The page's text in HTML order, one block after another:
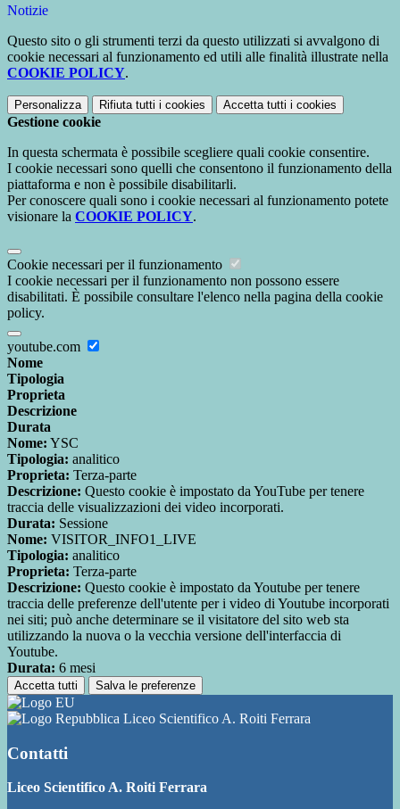
Notizie
Questo sito o gli strumenti terzi da questo utilizzati si avvalgono di
cookie necessari al funzionamento ed utili alle finalità illustrate nella
COOKIE POLICY.
Personalizza Rifiuta tutti i cookies Accetta tutti i cookies
Gestione cookie
In questa schermata è possibile scegliere quali cookie consentire.
I cookie necessari sono quelli che consentono il funzionamento della
piattaforma e non è possibile disabilitarli.
Per conoscere quali sono i cookie necessari al funzionamento potete
visionare la COOKIE POLICY.
Cookie necessari per il funzionamento
I cookie necessari per il funzionamento non possono essere
disabilitati. È possibile consultare l'elenco nella pagina della cookie
policy.
youtube.com
Nome
Tipologia
Proprieta
Descrizione
Durata
Nome: YSC
Tipologia: analitico
Proprieta: Terza-parte
Descrizione: Questo cookie è impostato da YouTube per tenere
traccia delle visualizzazioni dei video incorporati.
Durata: Sessione
Nome: VISITOR_INFO1_LIVE
Tipologia: analitico
Proprieta: Terza-parte
Descrizione: Questo cookie è impostato da Youtube per tenere
traccia delle preferenze dell'utente per i video di Youtube incorporati
nei siti; può anche determinare se il visitatore del sito web sta
utilizzando la nuova o la vecchia versione dell'interfaccia di
Youtube.
Durata: 6 mesi
Accetta tutti Salva le preferenze
Liceo Scientifico A. Roiti Ferrara
Contatti
Liceo Scientifico A. Roiti Ferrara